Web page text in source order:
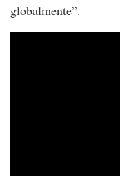
globalmente”.